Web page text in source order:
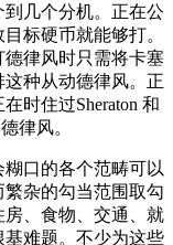
几个分机。正在公
标硬币就能够打。
律风时只需将卡塞
种从动德律风。正
时住过Sheraton 和
律风。
口的各个范畴可以
杂的勾当范围取勾
、食物、交通、就
难题。不少为这些